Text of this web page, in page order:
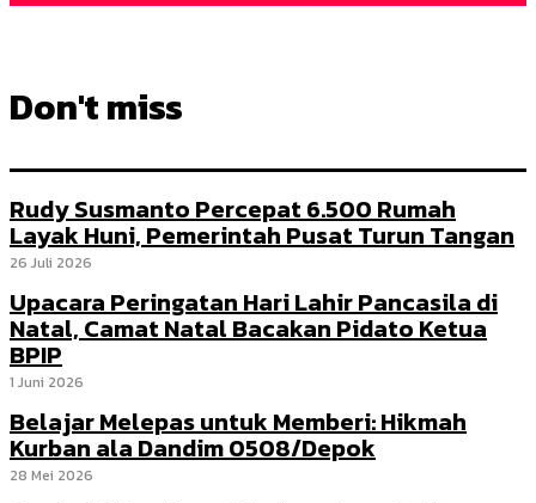
Don't miss
Rudy Susmanto Percepat 6.500 Rumah
Layak Huni, Pemerintah Pusat Turun Tangan
26 Juli 2026
Upacara Peringatan Hari Lahir Pancasila di
Natal, Camat Natal Bacakan Pidato Ketua
BPIP
1 Juni 2026
Belajar Melepas untuk Memberi: Hikmah
Kurban ala Dandim 0508/Depok
28 Mei 2026